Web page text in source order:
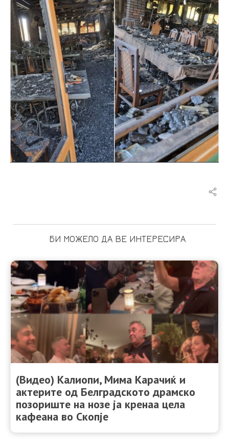
БИ МОЖЕЛО ДА ВЕ ИНТЕРЕСИРА
(Видео) Калиопи, Мима Карачиќ и
актерите од Белградското драмско
позориште на нозе ја кренаа цела
кафеана во Скопје